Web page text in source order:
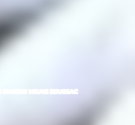
MAISON NEUVE BOUSSAC